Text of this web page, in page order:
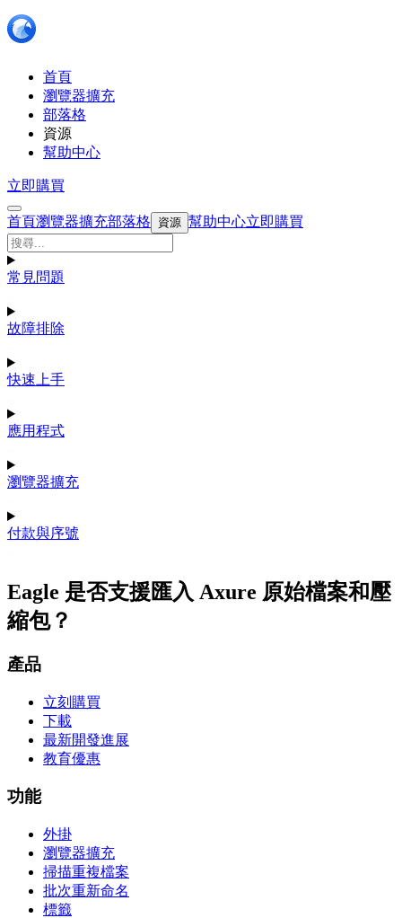
首頁
瀏覽器擴充
部落格
資源
幫助中心
立即購買
首頁瀏覽器擴充部落格 資源 幫助中心立即購買
常見問題
故障排除
快速上手
應用程式
瀏覽器擴充
付款與序號
Eagle 是否支援匯入 Axure 原始檔案和壓
縮包？
產品
立刻購買
下載
最新開發進展
教育優惠
功能
外掛
瀏覽器擴充
掃描重複檔案
批次重新命名
標籤